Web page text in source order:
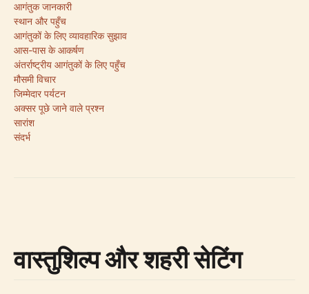
आगंतुक जानकारी
स्थान और पहुँच
आगंतुकों के लिए व्यावहारिक सुझाव
आस-पास के आकर्षण
अंतर्राष्ट्रीय आगंतुकों के लिए पहुँच
मौसमी विचार
जिम्मेदार पर्यटन
अक्सर पूछे जाने वाले प्रश्न
सारांश
संदर्भ
वास्तुशिल्प और शहरी सेटिंग